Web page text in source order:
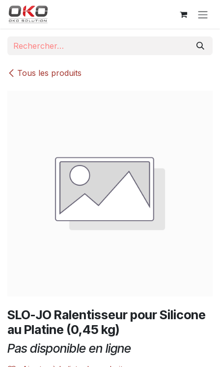
Se rendre au contenu
Tous les produits
SLO-JO Ralentisseur pour Silicone
au Platine (0,45 kg)
Pas disponible en ligne